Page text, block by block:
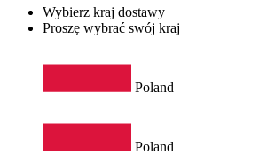
Wybierz kraj dostawy
Proszę wybrać swój kraj
Poland
Poland